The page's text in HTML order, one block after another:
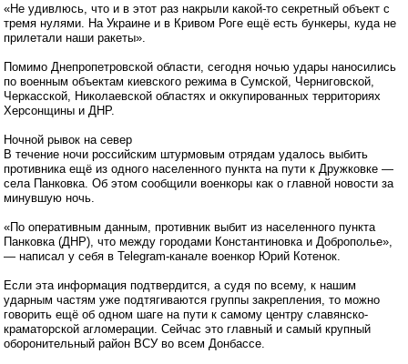
«Не удивлюсь, что и в этот раз накрыли какой-то секретный объект с
тремя нулями. На Украине и в Кривом Роге ещё есть бункеры, куда не
прилетали наши ракеты».
Помимо Днепропетровской области, сегодня ночью удары наносились
по военным объектам киевского режима в Сумской, Черниговской,
Черкасской, Николаевской областях и оккупированных территориях
Херсонщины и ДНР.
Ночной рывок на север
В течение ночи российским штурмовым отрядам удалось выбить
противника ещё из одного населенного пункта на пути к Дружковке —
села Панковка. Об этом сообщили военкоры как о главной новости за
минувшую ночь.
«По оперативным данным, противник выбит из населенного пункта
Панковка (ДНР), что между городами Константиновка и Доброполье»,
— написал у себя в Telegram-канале военкор Юрий Котенок.
Если эта информация подтвердится, а судя по всему, к нашим
ударным частям уже подтягиваются группы закрепления, то можно
говорить ещё об одном шаге на пути к самому центру славянско-
краматорской агломерации. Сейчас это главный и самый крупный
оборонительный район ВСУ во всем Донбассе.